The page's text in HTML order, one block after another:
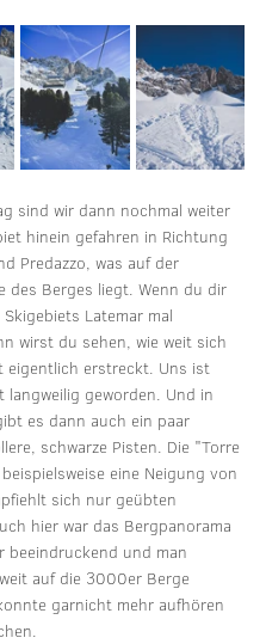
sind wir dann nochmal weiter
hinein gefahren in Richtung
Predazzo, was auf der
des Berges liegt. Wenn du dir
Latemar mal
wirst du sehen, wie weit sich
eigentlich erstreckt. Uns ist
langweilig geworden. Und in
es dann auch ein paar
schwarze Pisten. Die "Torre
eine Neigung von
sich nur geübten
hier war das Bergpanorama
beeindruckend und man
auf die 3000er Berge
garnicht mehr aufhören